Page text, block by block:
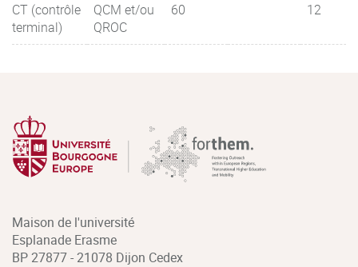
Anatomie et biomécanique de la hanche
Anatomie et biomécanique du genou
Sémiologie médicale genou
Anatomie et biomécanique cheville / pied
Sémiologie médicale cheville/pied
CT (contrôle
terminal)
QCM et/ou
QROC
60 12
Maison de l'université
Esplanade Erasme
BP 27877 - 21078 Dijon Cedex